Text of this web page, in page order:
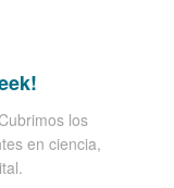
los
en ciencia,